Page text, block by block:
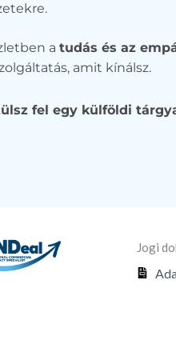
a tudás és az
amit kínálsz.
fel egy külföldi
Jogi